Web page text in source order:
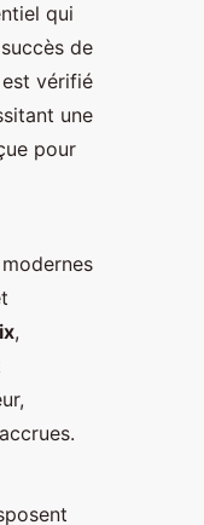
qui
de
vérifié
une
pour
,